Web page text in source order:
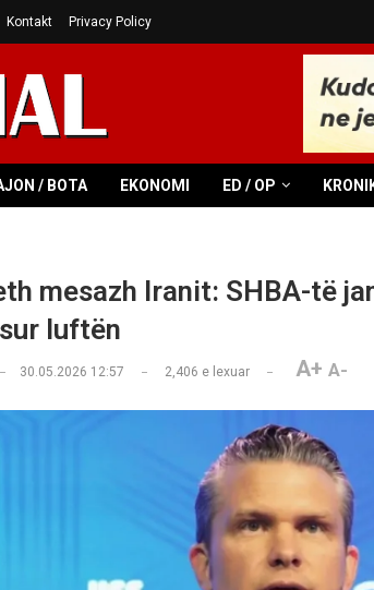
Kontakt Privacy Policy
/ BOTA EKONOMI ED / OP
mesazh Iranit: SHBA-të
luftën
30.05.2026 12:57 2,406 e lexuar A+ A-